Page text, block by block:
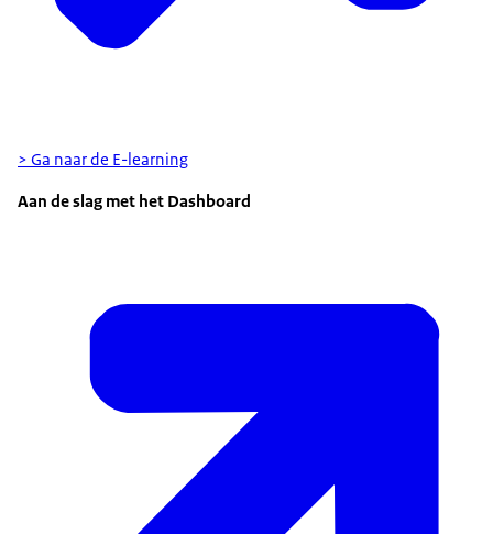
> Ga naar de E-learning
Aan de slag met het Dashboard